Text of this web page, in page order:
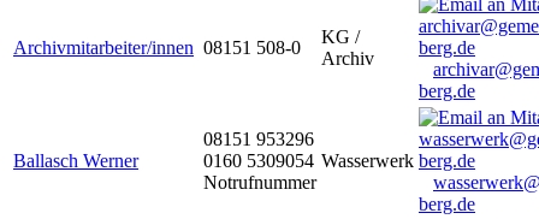
Archivmitarbeiter/innen 08151 508-0
KG /
Archiv
berg.de
Ballasch Werner
08151 953296
0160 5309054
Notrufnummer
Wasserwerk
berg.de